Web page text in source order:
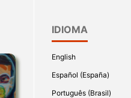
IDIOMA
English
Español (España)
Português (Brasil)